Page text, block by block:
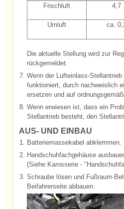
Frischluft
4,7
Umluft ca.
Die aktuelle Stellung wird zur
rückgemeldet.
7. Wenn der Lufteinlass-
funktioniert, durch nachweislich
ersetzen und auf
8. Wenn erwiesen ist, dass ein
Stellantrieb besteht, den
AUS- UND EINBAU
1. Batteriemassekabel abklemmen.
2. Handschuhfachgehäuse
(Siehe Karosserie -
3. Schraube lösen und Fußraum-
Beifahrerseite abbauen.